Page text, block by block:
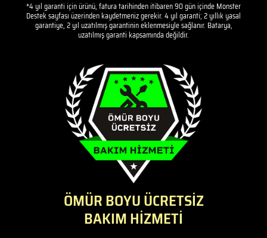
*4 yıl garanti için ürünü, fatura tarihinden itibaren 90 gün içinde Monster
Destek sayfası üzerinden kaydetmeniz gerekir. 4 yıl garanti; 2 yıllık yasal
garantiye, 2 yıl uzatılmış garantinin eklenmesiyle sağlanır. Batarya,
uzatılmış garanti kapsamında değildir.
ÖMÜR BOYU ÜCRETSİZ
BAKIM HİZMETİ